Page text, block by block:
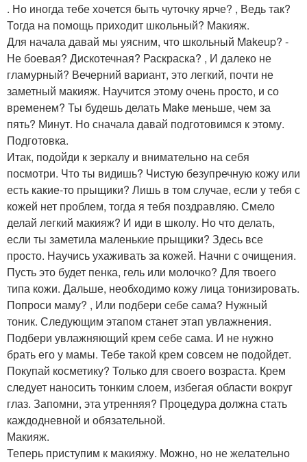
. Но иногда тебе хочется быть чуточку ярче? , Ведь так?
Тогда на помощь приходит школьный? Макияж.
Для начала давай мы уясним, что школьный Makeup? -
Не боевая? Дискотечная? Раскраска? , И далеко не
гламурный? Вечерний вариант, это легкий, почти не
заметный макияж. Научится этому очень просто, и со
временем? Ты будешь делать Make меньше, чем за
пять? Минут. Но сначала давай подготовимся к этому.
Подготовка.
Итак, подойди к зеркалу и внимательно на себя
посмотри. Что ты видишь? Чистую безупречную кожу или
есть какие-то прыщики? Лишь в том случае, если у тебя с
кожей нет проблем, тогда я тебя поздравляю. Смело
делай легкий макияж? И иди в школу. Но что делать,
если ты заметила маленькие прыщики? Здесь все
просто. Научись ухаживать за кожей. Начни с очищения.
Пусть это будет пенка, гель или молочко? Для твоего
типа кожи. Дальше, необходимо кожу лица тонизировать.
Попроси маму? , Или подбери себе сама? Нужный
тоник. Следующим этапом станет этап увлажнения.
Подбери увлажняющий крем себе сама. И не нужно
брать его у мамы. Тебе такой крем совсем не подойдет.
Покупай косметику? Только для своего возраста. Крем
следует наносить тонким слоем, избегая области вокруг
глаз. Запомни, эта утренняя? Процедура должна стать
каждодневной и обязательной.
Макияж.
Теперь приступим к макияжу. Можно, но не желательно